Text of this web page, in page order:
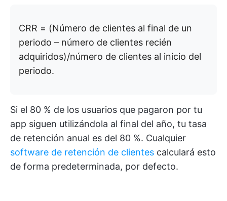
CRR = (Número de clientes al final de un
periodo – número de clientes recién
adquiridos)/número de clientes al inicio del
periodo.
Si el 80 % de los usuarios que pagaron por tu
app siguen utilizándola al final del año, tu tasa
de retención anual es del 80 %. Cualquier
software de retención de clientes calculará esto
de forma predeterminada, por defecto.